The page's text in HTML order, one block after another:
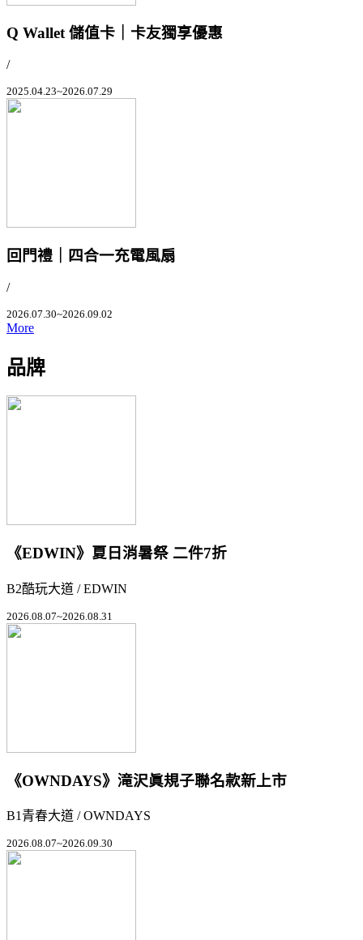
Q Wallet 儲值卡｜卡友獨享優惠
/
2025.04.23~2026.07.29
回門禮｜四合一充電風扇
/
2026.07.30~2026.09.02
More
品牌
《EDWIN》夏日消暑祭 二件7折
B2酷玩大道 / EDWIN
2026.08.07~2026.08.31
《OWNDAYS》滝沢眞規子聯名款新上市
B1青春大道 / OWNDAYS
2026.08.07~2026.09.30